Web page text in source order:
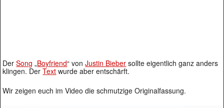
DerSong „Boyfriend“ vonJustin Bieber sollte eigentlich ganz anders
klingen. DerText wurde aber entschärft.
Wir zeigen euch im Video die schmutzige Originalfassung.